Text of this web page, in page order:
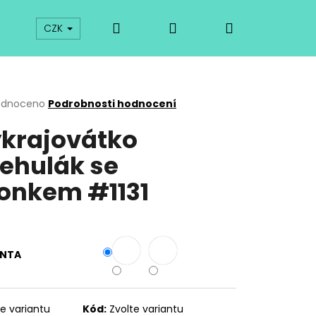
Kurzy Odkazy O vykrajovátkách
CZK Přihlášení
Podrobnosti hodnocení
se
#1131
variantu Kód: Zvolte variantu